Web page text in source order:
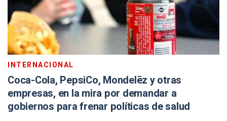
INTERNACIONAL
Coca-Cola, PepsiCo, Mondelēz y otras
empresas, en la mira por demandar a
gobiernos para frenar políticas de salud